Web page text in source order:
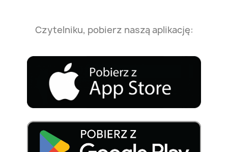
Czytelniku, pobierz naszą aplikację: